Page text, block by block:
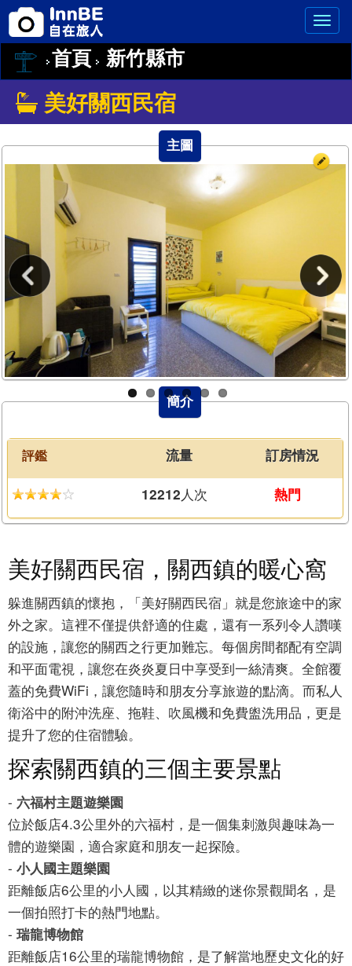
首頁 新竹縣市
美好關西民宿
主圖
簡介
評鑑 流量 訂房情況
12212 人次 熱門
美好關西民宿，關西鎮的暖心窩
躲進關西鎮的懷抱，「美好關西民宿」就是您旅途中的家
外之家。這裡不僅提供舒適的住處，還有一系列令人讚嘆
的設施，讓您的關西之行更加難忘。每個房間都配有空調
和平面電視，讓您在炎炎夏日中享受到一絲清爽。全館覆
蓋的免費WiFi，讓您隨時和朋友分享旅遊的點滴。而私人
衛浴中的附沖洗座、拖鞋、吹風機和免費盥洗用品，更是
提升了您的住宿體驗。
探索關西鎮的三個主要景點
- 六福村主題遊樂園
位於飯店4.3公里外的六福村，是一個集刺激與趣味為一
體的遊樂園，適合家庭和朋友一起探險。
- 小人國主題樂園
距離飯店6公里的小人國，以其精緻的迷你景觀聞名，是
一個拍照打卡的熱門地點。
- 瑞龍博物館
距離飯店16公里的瑞龍博物館，是了解當地歷史文化的好